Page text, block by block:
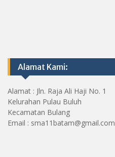
Alamat Kami:
Alamat : Jln. Raja Ali Haji No. 1
Kelurahan Pulau Buluh
Kecamatan Bulang
Email : sma11batam@gmail.com